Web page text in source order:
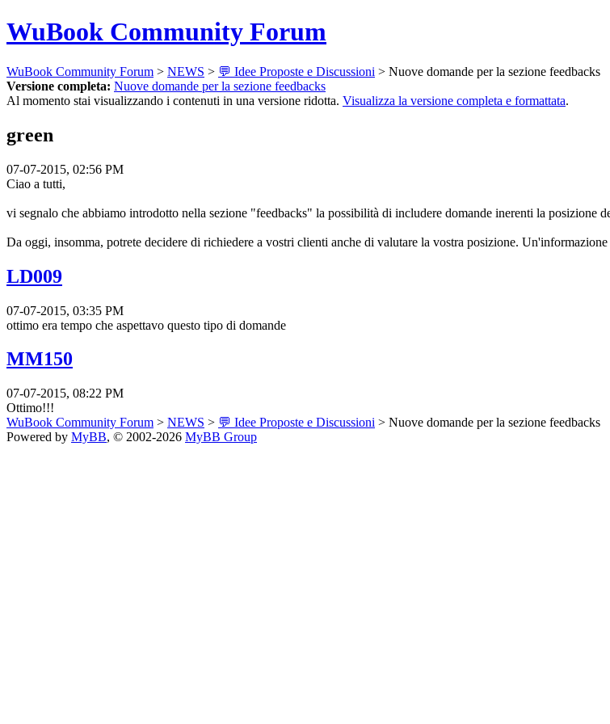
WuBook Community Forum
WuBook Community Forum > NEWS > 💬 Idee Proposte e Discussioni > Nuove domande per la sezione feedbacks
Versione completa: Nuove domande per la sezione feedbacks
Al momento stai visualizzando i contenuti in una versione ridotta. Visualizza la versione completa e formattata.
green
07-07-2015, 02:56 PM
Ciao a tutti,
vi segnalo che abbiamo introdotto nella sezione "feedbacks" la possibilità di includere domande inerenti la posizione
Da oggi, insomma, potrete decidere di richiedere a vostri clienti anche di valutare la vostra posizione.
LD009
07-07-2015, 03:35 PM
ottimo era tempo che aspettavo questo tipo di domande
MM150
07-07-2015, 08:22 PM
Ottimo!!!
WuBook Community Forum > NEWS > 💬 Idee Proposte e Discussioni > Nuove domande per la sezione feedbacks
Powered by MyBB, © 2002-2026 MyBB Group